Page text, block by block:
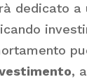
dedicato
,